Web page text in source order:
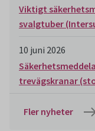
Viktigt
svalgtuber
10 juni 2026
trevägskranar
Fler nyheter